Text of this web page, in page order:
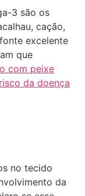
3 são os
cação,
excelente
que
com peixe
da doença
no tecido
da